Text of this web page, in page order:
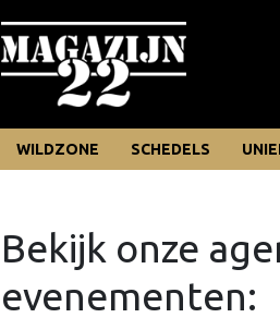
WILDZONE SCHEDELS
Bekijk onze
evenementen: